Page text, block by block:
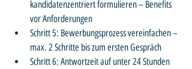
kandidatenzentriert formulieren – Benefits
vor Anforderungen
Schritt 5: Bewerbungsprozess vereinfachen –
max. 2 Schritte bis zum ersten Gespräch
Schritt 6: Antwortzeit auf unter 24 Stunden